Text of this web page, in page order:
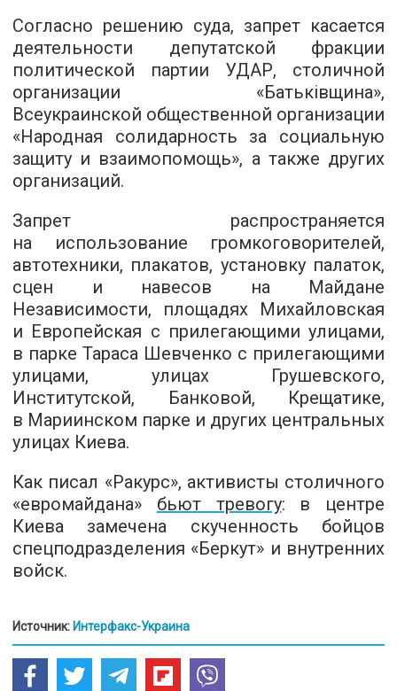
Согласно решению суда, запрет касается
деятельности депутатской фракции
политической партии УДАР, столичной
организации «Батьківщина»,
Всеукраинской общественной организации
«Народная солидарность за социальную
защиту и взаимопомощь», а также других
организаций.
Запрет распространяется
на использование громкоговорителей,
автотехники, плакатов, установку палаток,
сцен и навесов на Майдане
Независимости, площадях Михайловская
и Европейская с прилегающими улицами,
в парке Тараса Шевченко с прилегающими
улицами, улицах Грушевского,
Институтской, Банковой, Крещатике,
в Мариинском парке и других центральных
улицах Киева.
Как писал «Ракурс», активисты столичного
«евромайдана» бьют тревогу: в центре
Киева замечена скученность бойцов
спецподразделения «Беркут» и внутренних
войск.
Источник: Интерфакс-Украина